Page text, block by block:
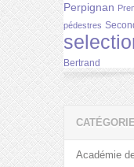
Perpignan
pédestres
Bertrand
Académie